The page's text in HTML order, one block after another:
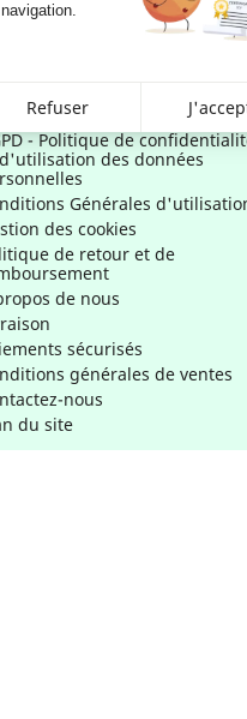
Refuser
légales
- Politique de
des données
Générales
des cookies
de retour et de
de nous
sécurisés
générales de ventes
nous
du site